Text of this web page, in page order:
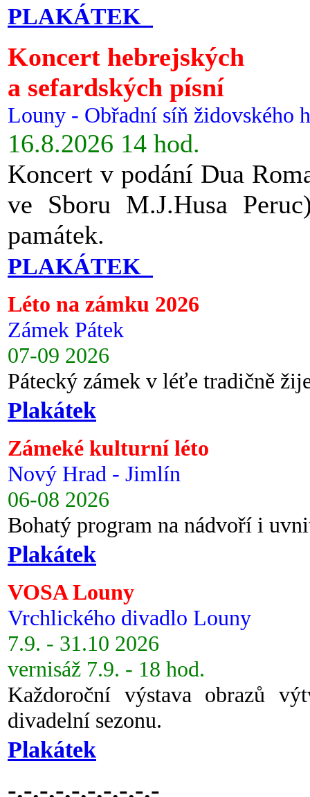
PLAKÁTEK
Koncert hebrejských
a sefardských písní
Louny - Obřadní síň židovského
16.8.2026 14 hod.
Koncert v podání Dua
ve Sboru M.J.Husa
památek.
PLAKÁTEK
Léto na zámku 2026
Zámek Pátek
07-09 2026
Pátecký zámek v léťe tradičně
Plakátek
Zámeké kulturní léto
Nový Hrad - Jimlín
06-08 2026
Bohatý program na nádvoří i
Plakátek
VOSA Louny
Vrchlického divadlo Louny
7.9. - 31.10 2026
vernisáž 7.9. - 18 hod.
Každoroční výstava obrazů
divadelní sezonu.
Plakátek
-.-.-.-.-.-.-.-.-.-